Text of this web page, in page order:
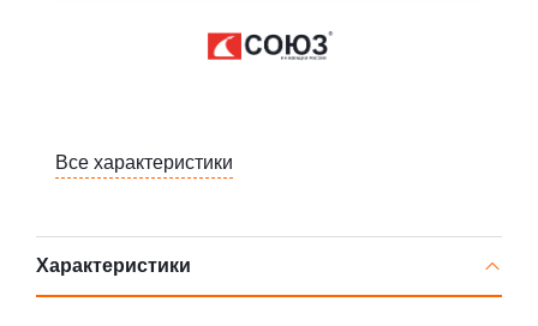
Все характеристики
Характеристики